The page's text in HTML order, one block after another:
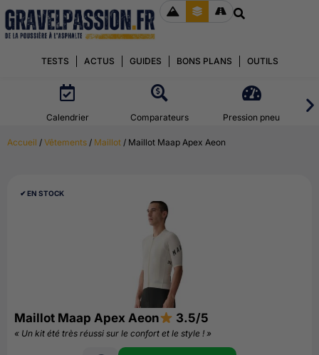
TESTS ACTUS GUIDES BONS PLANS OUTILS
Calendrier Comparateurs Pression pneu
Accueil / Vêtements / Maillot / Maillot Maap Apex Aeon
✔︎ EN STOCK
Maillot Maap Apex Aeon 3.5/5
« Un kit été très réussi sur le confort et le style ! »